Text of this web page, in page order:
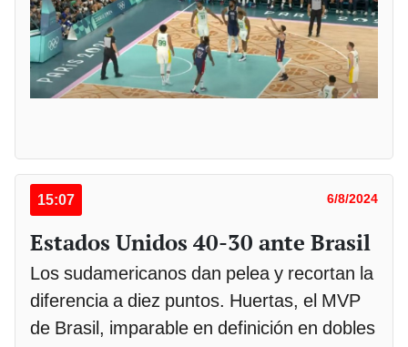
15:07 6/8/2024
Estados Unidos 40-30 ante Brasil
Los sudamericanos dan pelea y recortan la
diferencia a diez puntos. Huertas, el MVP
de Brasil, imparable en definición en dobles